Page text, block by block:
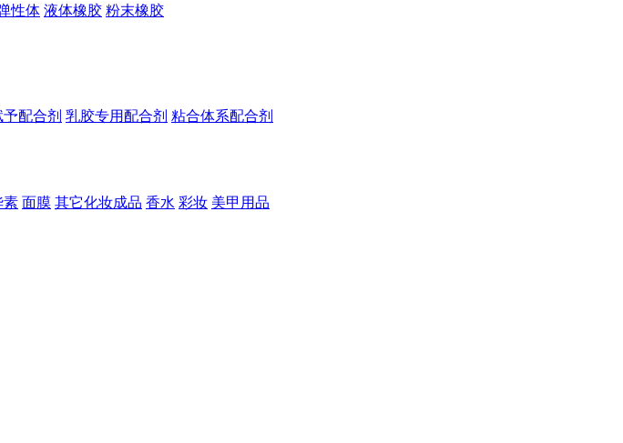
性体 液体橡胶 粉末橡胶
配合剂 乳胶专用配合剂 粘合体系配合剂
素 面膜 其它化妆成品 香水 彩妆 美甲用品